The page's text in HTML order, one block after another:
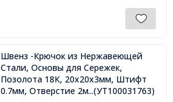
Швенз -Крючок из Нержавеющей
Стали, Основы для Сережек,
Позолота 18К, 20x20х3мм, Штифт
0.7мм, Отверстие 2мм,...(УТ100031763)